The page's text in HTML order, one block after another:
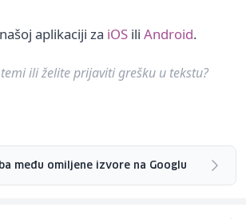
aplikaciji za iOS ili Android.
ili želite prijaviti grešku u tekstu?
među omiljene izvore na Googlu